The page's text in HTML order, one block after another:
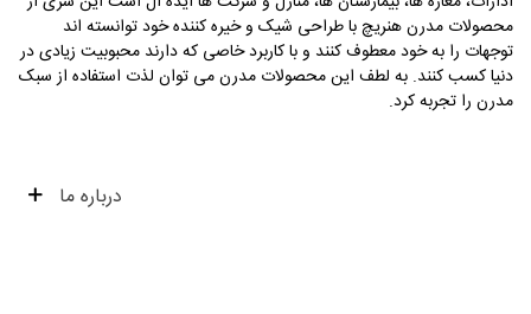
محصولات مدرن هنریچ با طراحی شیک و خیره کننده خود توانسته اند
توجهات را به خود معطوف کنند و با کاربرد خاصی که دارند محبوبیت زیادی در
دنیا کسب کنند. به لطف این محصولات مدرن می توان لذت استفاده از سبک
مدرن را تجربه کرد.
درباره ما